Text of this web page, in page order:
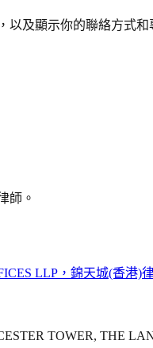
以及顯示你的聯絡方式和
師。
LLP ，錦天城(香港)
TOWER, THE